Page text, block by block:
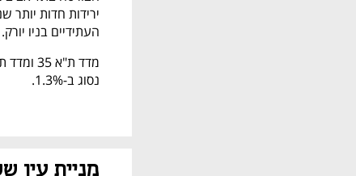
העתידיים בניו
נסוג ב-1.3%.